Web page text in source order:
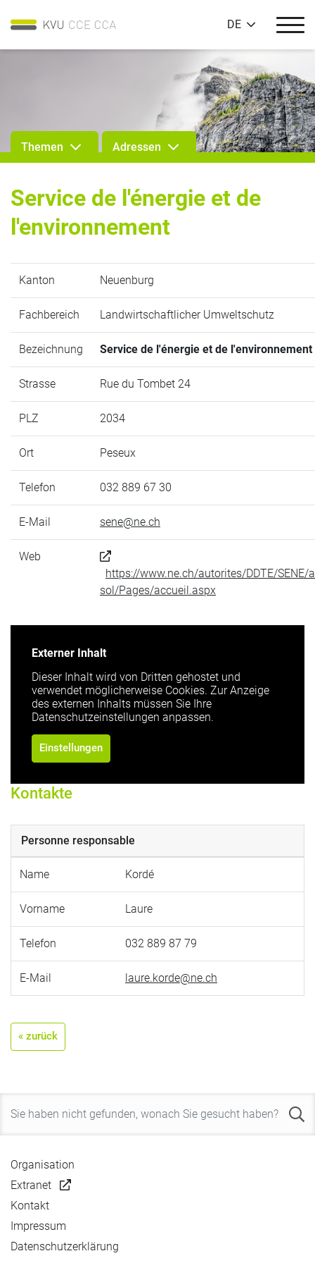
DE
Themen Adressen
Service de l'énergie et de
l'environnement
Kanton Neuenburg
Fachbereich Landwirtschaftlicher Umweltschutz
Bezeichnung Service de l'énergie et de l'environnement
Strasse Rue du Tombet 24
PLZ 2034
Ort Peseux
Telefon 032 889 67 30
E-Mail sene@ne.ch
Web
https://www.ne.ch/autorites/DDTE/SENE/
sol/Pages/accueil.aspx
Externer Inhalt
Dieser Inhalt wird von Dritten gehostet und
verwendet möglicherweise Cookies. Zur Anzeige
des externen Inhalts müssen Sie Ihre
Datenschutzeinstellungen anpassen.
Einstellungen
Kontakte
Personne responsable
Name Kordé
Vorname Laure
Telefon 032 889 87 79
E-Mail laure.korde@ne.ch
« zurück
Organisation
Extranet
Kontakt
Impressum
Datenschutzerklärung